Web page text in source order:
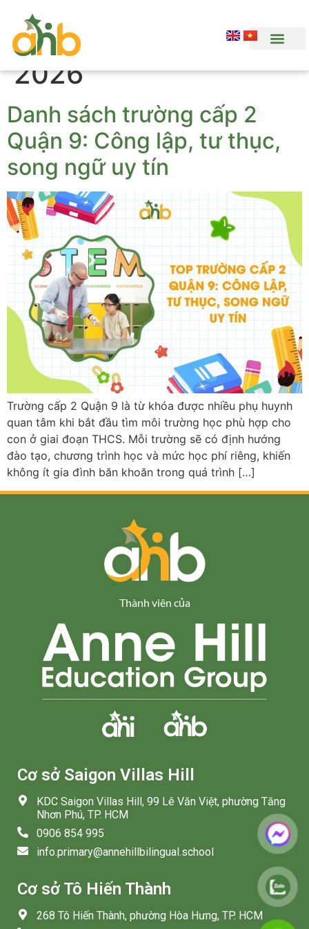
Ngày:
Tháng 5 30,
2026
Danh sách trường cấp 2
Quận 9: Công lập, tư thục,
song ngữ uy tín
Trường cấp 2 Quận 9 là từ khóa được nhiều phụ huynh
quan tâm khi bắt đầu tìm môi trường học phù hợp cho
con ở giai đoạn THCS. Mỗi trường sẽ có định hướng
đào tạo, chương trình học và mức học phí riêng, khiến
không ít gia đình băn khoăn trong quá trình […]
Thành viên của
Cơ sở Saigon Villas Hill
KDC Saigon Villas Hill, 99 Lê Văn Việt, phường Tăng
Nhơn Phú, TP. HCM
0906 854 995
info.primary@annehillbilingual.school
Cơ sở Tô Hiến Thành
268 Tô Hiến Thành, phường Hòa Hưng, TP. HCM